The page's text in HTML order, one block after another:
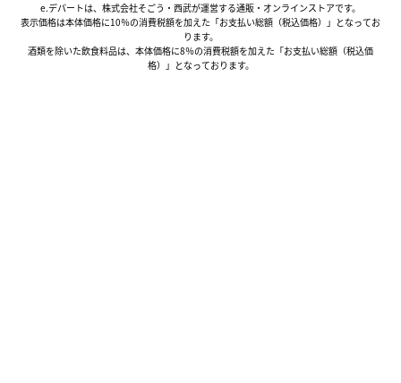
e.デパートは、株式会社そごう・西武が運営する通販・オンラインストアです。
表示価格は本体価格に10％の消費税額を加えた「お支払い総額（税込価格）」となってお
ります。
酒類を除いた飲食料品は、本体価格に8％の消費税額を加えた「お支払い総額（税込価
格）」となっております。